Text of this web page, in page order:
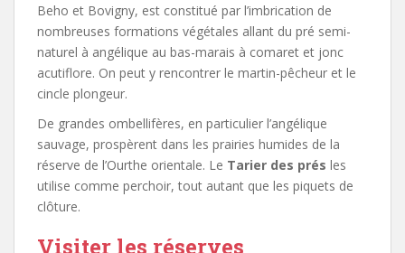
Beho et Bovigny, est constitué par l’imbrication de
nombreuses formations végétales allant du pré semi-
naturel à angélique au bas-marais à comaret et jonc
acutiflore. On peut y rencontrer le martin-pêcheur et le
cincle plongeur.
De grandes ombellifères, en particulier l’angélique
sauvage, prospèrent dans les prairies humides de la
réserve de l’Ourthe orientale. Le Tarier des prés les
utilise comme perchoir, tout autant que les piquets de
clôture.
Visiter les réserves